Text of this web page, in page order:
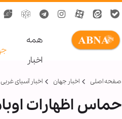
همه
اخبار
صفحه اصلی اخبار جهان اخبار آسیای
حماس اظهارات